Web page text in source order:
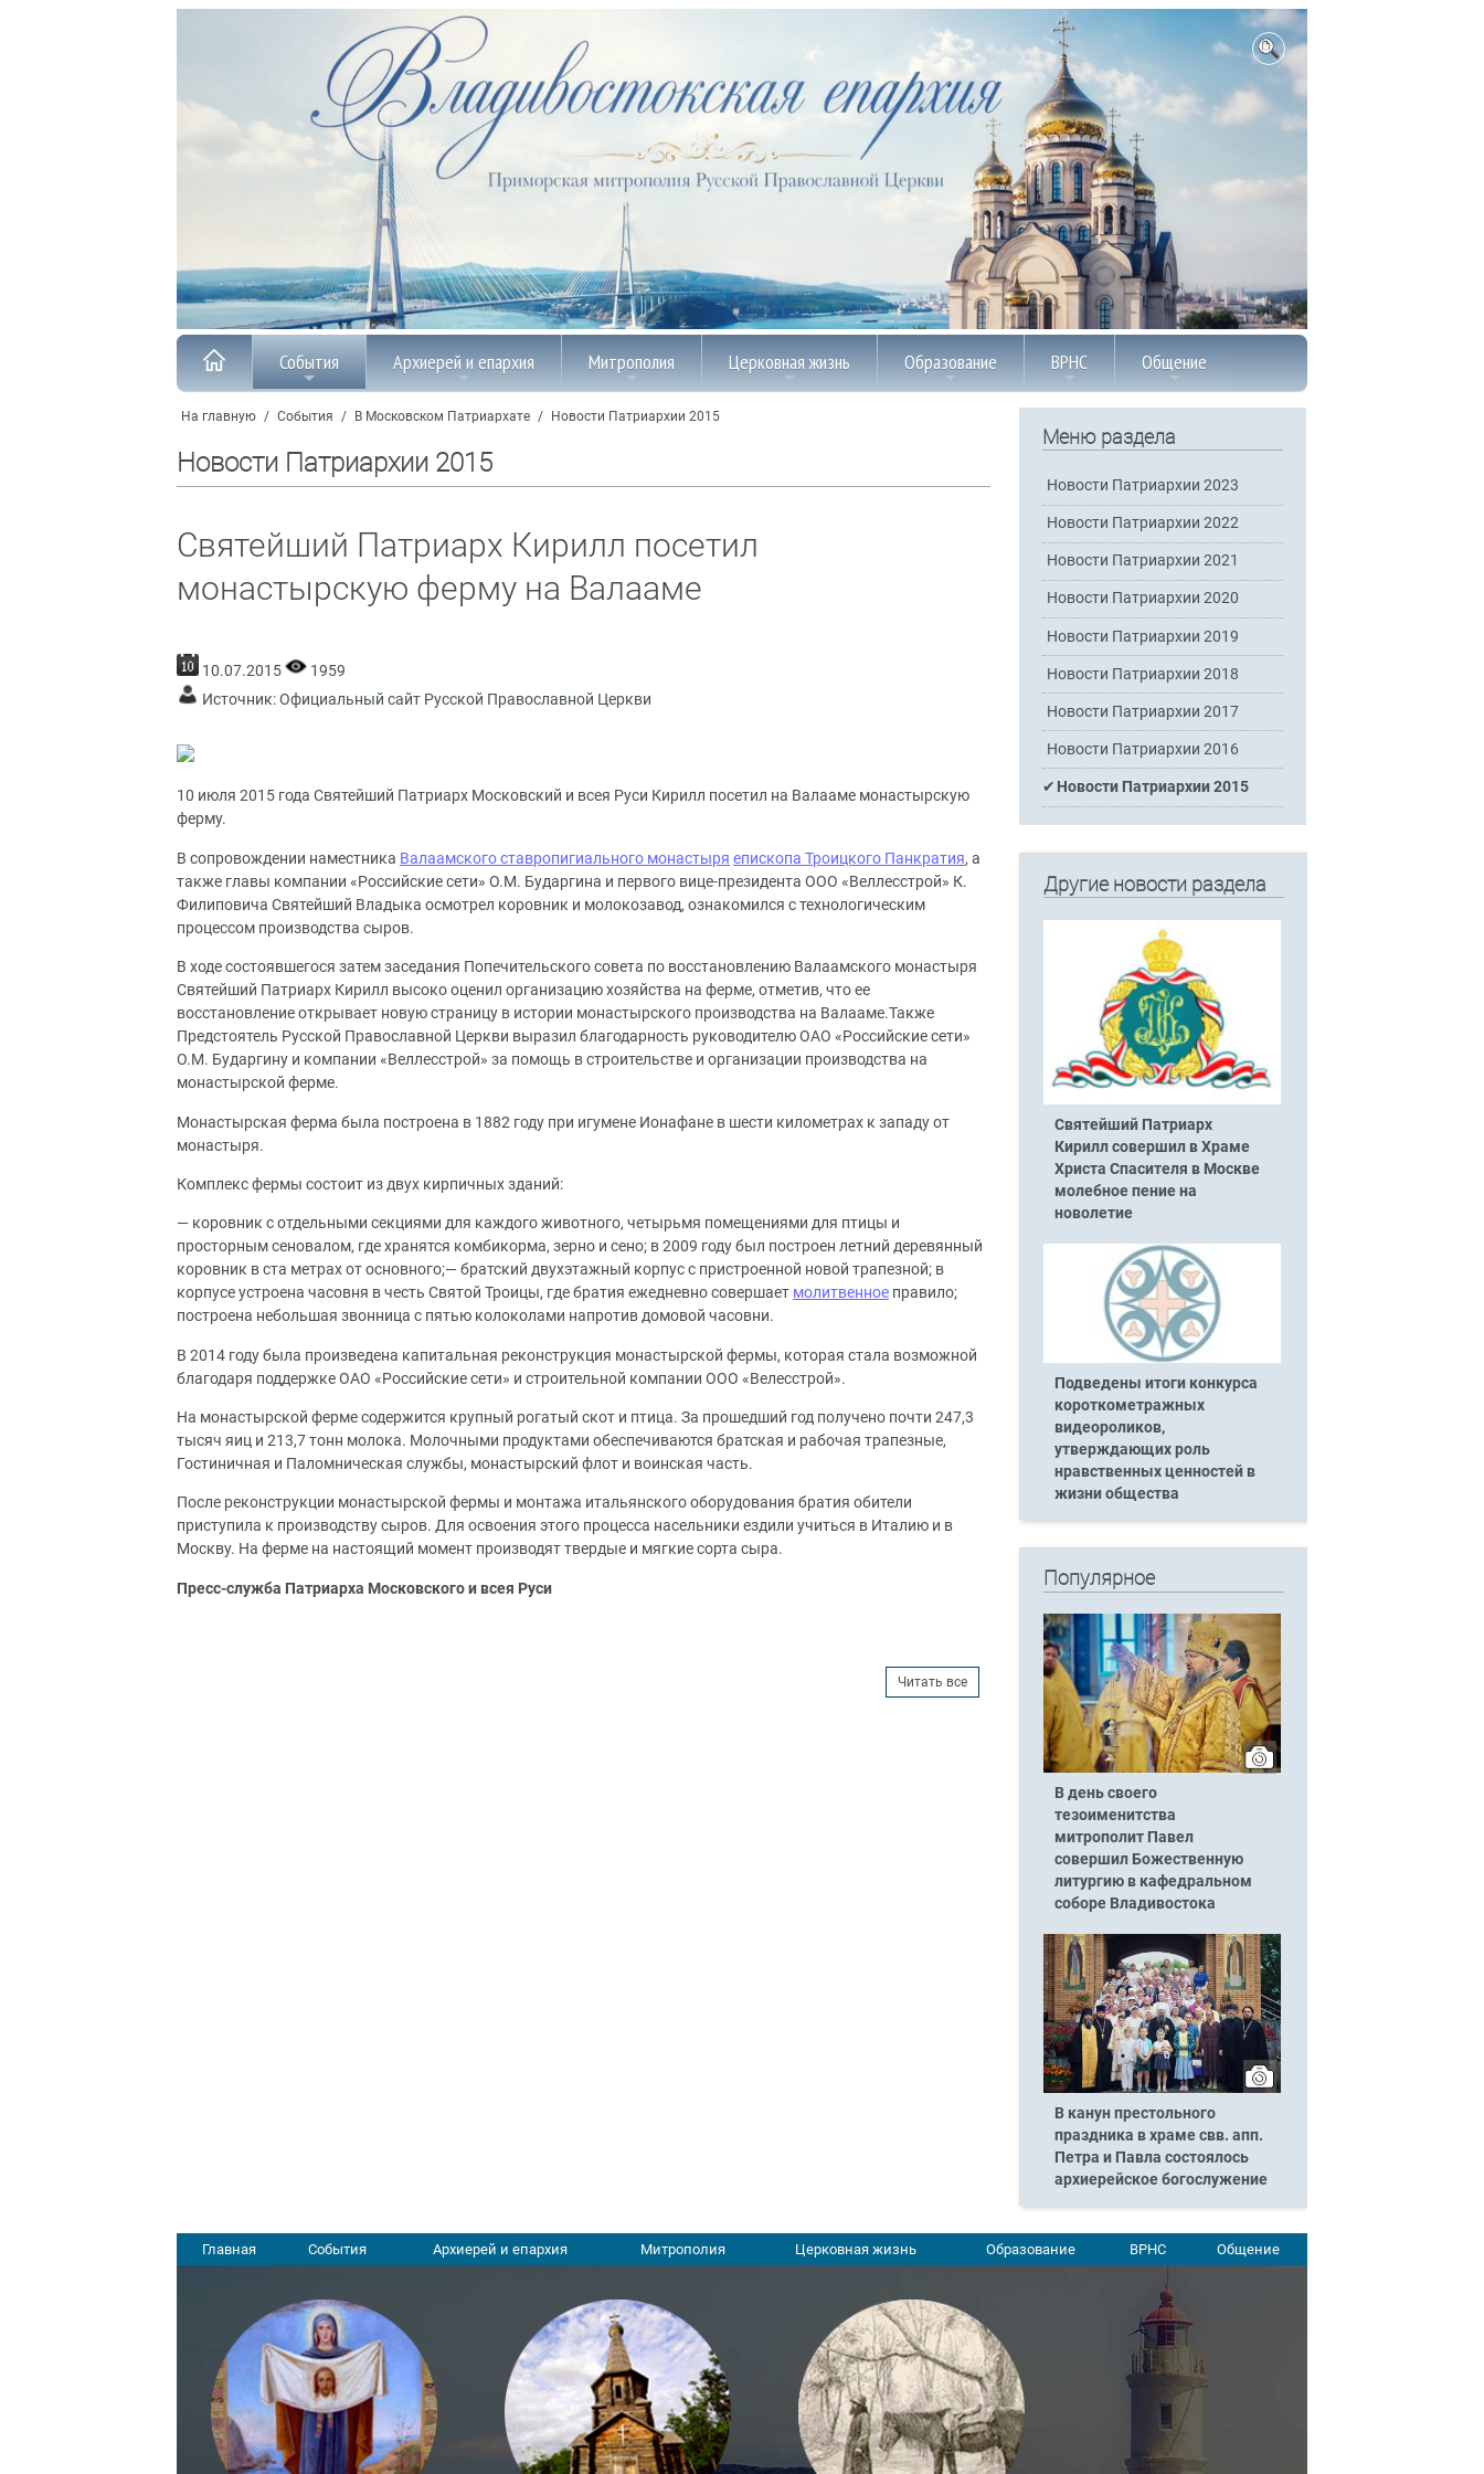
События Архиерей и епархия Митрополия Церковная жизнь Образование ВРНС Общение
На главную / События / В Московском Патриархате / Новости Патриархии 2015
Новости Патриархии 2015
Святейший Патриарх Кирилл посетил
монастырскую ферму на Валааме
10.07.2015
1959
Источник:Официальный сайт Русской Православной Церкви
10 июля 2015 года Святейший Патриарх Московский и всея Руси Кирилл посетил на Валааме монастырскую
ферму.
В сопровождении наместника Валаамского ставропигиального монастыря епископа Троицкого Панкратия, а
также главы компании «Российские сети» О.М. Бударгина и первого вице-президента ООО «Веллесстрой» К.
Филиповича Святейший Владыка осмотрел коровник и молокозавод, ознакомился с технологическим
процессом производства сыров.
В ходе состоявшегося затем заседания Попечительского совета по восстановлению Валаамского монастыря
Святейший Патриарх Кирилл высоко оценил организацию хозяйства на ферме, отметив, что ее
восстановление открывает новую страницу в истории монастырского производства на Валааме.Также
Предстоятель Русской Православной Церкви выразил благодарность руководителю ОАО «Российские сети»
О.М. Бударгину и компании «Веллесстрой» за помощь в строительстве и организации производства на
монастырской ферме.
Монастырская ферма была построена в 1882 году при игумене Ионафане в шести километрах к западу от
монастыря.
Комплекс фермы состоит из двух кирпичных зданий:
— коровник с отдельными секциями для каждого животного, четырьмя помещениями для птицы и
просторным сеновалом, где хранятся комбикорма, зерно и сено; в 2009 году был построен летний деревянный
коровник в ста метрах от основного;— братский двухэтажный корпус с пристроенной новой трапезной; в
корпусе устроена часовня в честь Святой Троицы, где братия ежедневно совершает молитвенное правило;
построена небольшая звонница с пятью колоколами напротив домовой часовни.
В 2014 году была произведена капитальная реконструкция монастырской фермы, которая стала возможной
благодаря поддержке ОАО «Российские сети» и строительной компании ООО «Велесстрой».
На монастырской ферме содержится крупный рогатый скот и птица. За прошедший год получено почти 247,3
тысяч яиц и 213,7 тонн молока. Молочными продуктами обеспечиваются братская и рабочая трапезные,
Гостиничная и Паломническая службы, монастырский флот и воинская часть.
После реконструкции монастырской фермы и монтажа итальянского оборудования братия обители
приступила к производству сыров. Для освоения этого процесса насельники ездили учиться в Италию и в
Москву. На ферме на настоящий момент производят твердые и мягкие сорта сыра.
Пресс-служба Патриарха Московского и всея Руси
Читать все
Меню раздела
Новости Патриархии 2023
Новости Патриархии 2022
Новости Патриархии 2021
Новости Патриархии 2020
Новости Патриархии 2019
Новости Патриархии 2018
Новости Патриархии 2017
Новости Патриархии 2016
Новости Патриархии 2015
Другие новости раздела
Святейший Патриарх
Кирилл совершил в Храме
Христа Спасителя в Москве
молебное пение на
новолетие
Подведены итоги конкурса
короткометражных
видеороликов,
утверждающих роль
нравственных ценностей в
жизни общества
Популярное
В день своего
тезоименитства
митрополит Павел
совершил Божественную
литургию в кафедральном
соборе Владивостока
В канун престольного
праздника в храме свв. апп.
Петра и Павла состоялось
архиерейское богослужение
Главная События Архиерей и епархия Митрополия Церковная жизнь Образование ВРНС Общение